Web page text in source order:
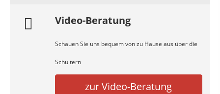
Video-Beratung
Schauen Sie uns bequem von zu Hause aus über die
Schultern
zur Video-Beratung